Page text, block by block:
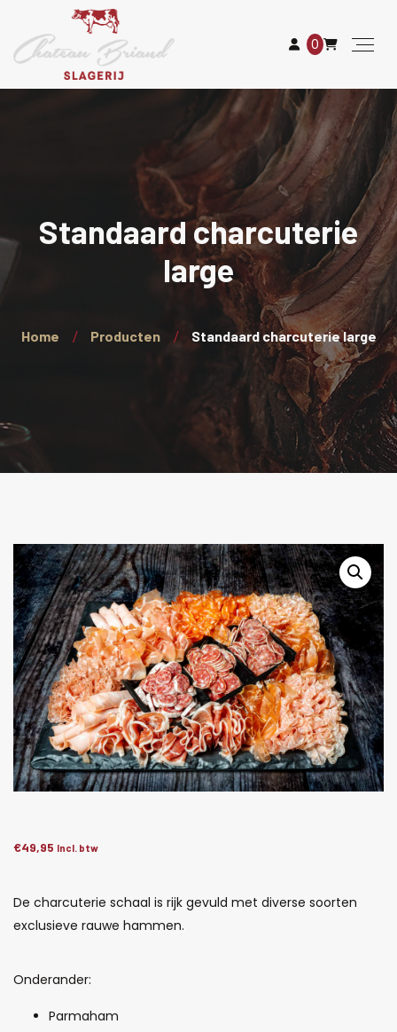
0
Standaard charcuterie
large
Home Producten Standaard charcuterie large
€49,95 Incl. btw
De charcuterie schaal is rijk gevuld met diverse soorten
exclusieve rauwe hammen.
Onderander:
Parmaham